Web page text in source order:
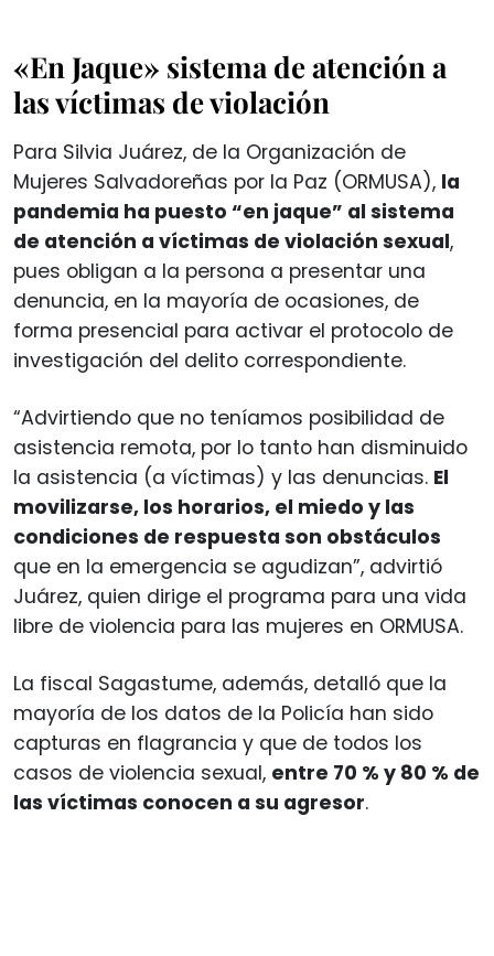
«En Jaque» sistema de atención a
las víctimas de violación
Para Silvia Juárez, de la Organización de
Mujeres Salvadoreñas por la Paz (ORMUSA), la
pandemia ha puesto “en jaque” al sistema
de atención a víctimas de violación sexual,
pues obligan a la persona a presentar una
denuncia, en la mayoría de ocasiones, de
forma presencial para activar el protocolo de
investigación del delito correspondiente.
“Advirtiendo que no teníamos posibilidad de
asistencia remota, por lo tanto han disminuido
la asistencia (a víctimas) y las denuncias. El
movilizarse, los horarios, el miedo y las
condiciones de respuesta son obstáculos
que en la emergencia se agudizan”, advirtió
Juárez, quien dirige el programa para una vida
libre de violencia para las mujeres en ORMUSA.
La fiscal Sagastume, además, detalló que la
mayoría de los datos de la Policía han sido
capturas en flagrancia y que de todos los
casos de violencia sexual, entre 70 % y 80 % de
las víctimas conocen a su agresor.